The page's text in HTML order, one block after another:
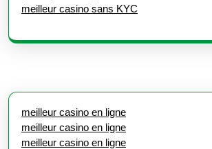
meilleur casino sans KYC
meilleur casino en ligne
meilleur casino en ligne
meilleur casino en ligne